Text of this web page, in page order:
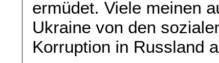
ermüdet. Viele meinen
Ukraine von den
Korruption in Russland